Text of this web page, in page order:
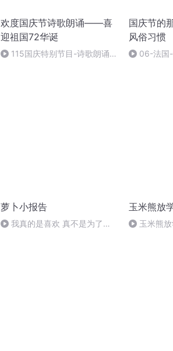
欢度国庆节诗歌朗诵——喜
迎祖国72华诞
115国庆特别节目-诗歌朗诵-
国庆节的
风俗习惯
06-法国
萝卜小报告
我真的是喜欢 真不是为了进
玉米熊放
玉米熊